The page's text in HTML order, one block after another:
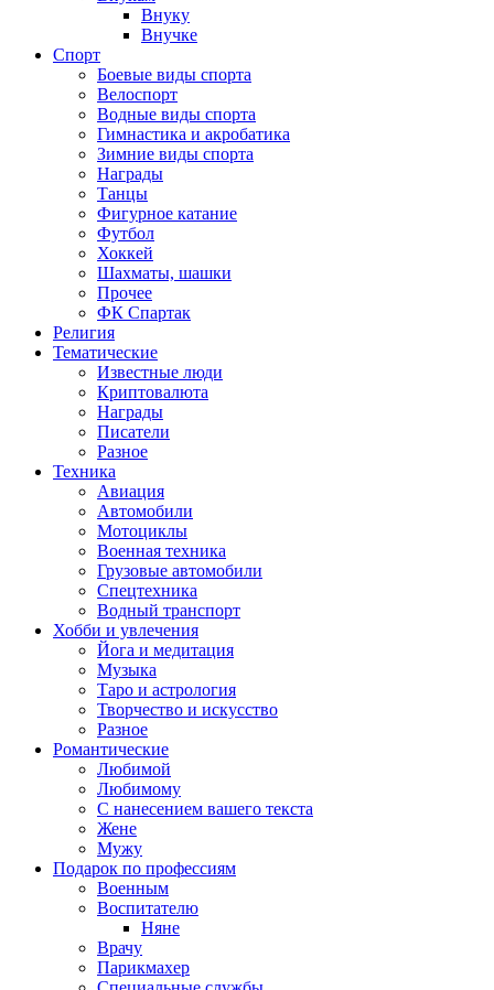
Внуку
Внучке
Спорт
Боевые виды спорта
Велоспорт
Водные виды спорта
Гимнастика и акробатика
Зимние виды спорта
Награды
Танцы
Фигурное катание
Футбол
Хоккей
Шахматы, шашки
Прочее
ФК Спартак
Религия
Тематические
Известные люди
Криптовалюта
Награды
Писатели
Разное
Техника
Авиация
Автомобили
Мотоциклы
Военная техника
Грузовые автомобили
Спецтехника
Водный транспорт
Хобби и увлечения
Йога и медитация
Музыка
Таро и астрология
Творчество и искусство
Разное
Романтические
Любимой
Любимому
С нанесением вашего текста
Жене
Мужу
Подарок по профессиям
Военным
Воспитателю
Няне
Врачу
Парикмахер